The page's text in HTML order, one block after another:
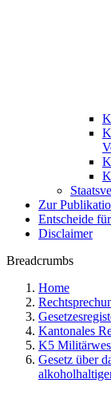
Zur
Entscheide
Disclaimer
Breadcrumbs
Home
Kantonales
K5
Gesetz über